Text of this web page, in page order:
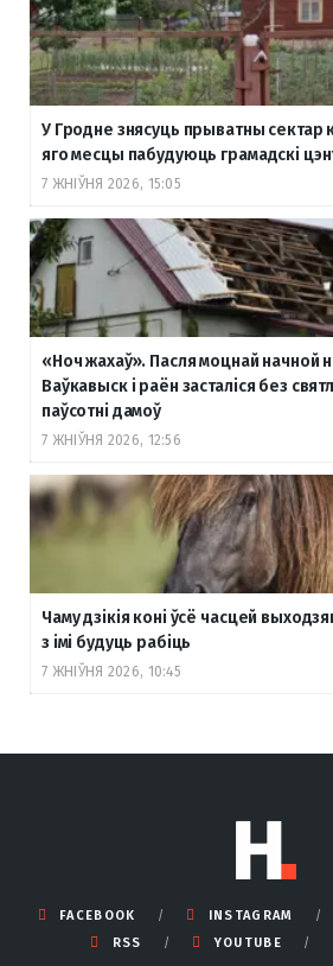
У Гродне знясуць прыватны сектар
яго месцы пабудуюць грамадскі
7 ЖНІЎНЯ 2026, 15:05
«Ноч жахаў». Пасля моцнай начной
Ваўкавыск і раён засталіся без
паўсотні дамоў
7 ЖНІЎНЯ 2026, 12:56
Чаму дзікія коні ўсё часцей
з імі будуць рабіць
7 ЖНІЎНЯ 2026, 10:45
FACEBOOK INSTAGRAM
RSS
YOUTUBE